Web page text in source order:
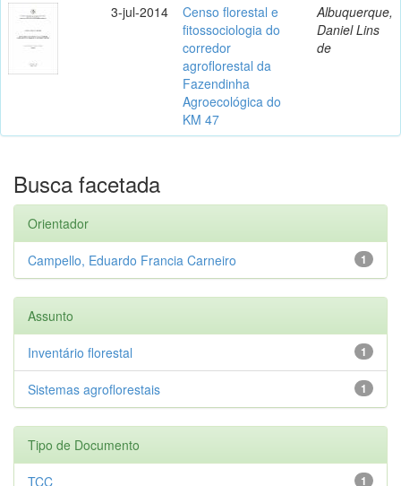
3-jul-2014
Censo florestal e
fitossociologia do
corredor
agroflorestal da
Fazendinha
Agroecológica do
KM 47
Albuquerque,
Daniel Lins
de
Busca facetada
Orientador
1
Campello, Eduardo Francia Carneiro
Assunto
1
Inventário florestal
1
Sistemas agroflorestais
Tipo de Documento
1
TCC